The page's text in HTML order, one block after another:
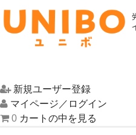
HOME
新規ユーザー登録
マイページ／ログイン
0 カートの中を見る